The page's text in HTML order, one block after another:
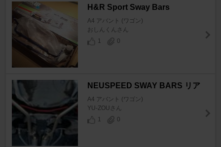
H&R Sport Sway Bars
A4 アバント (ワゴン)
おしんくんさん
1
0
NEUSPEED SWAY BARS リア
A4 アバント (ワゴン)
YU-ZOUさん
1
0